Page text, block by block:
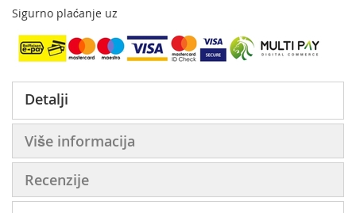
Sigurno plaćanje uz
Detalji
Više informacija
Recenzije